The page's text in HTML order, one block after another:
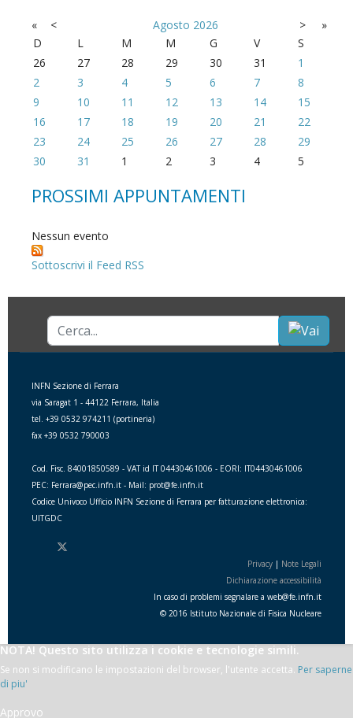
« < Agosto 2026 >
»
D
L M M G V
S
26
27 28 29 30 31
1
2
3 4 5 6 7
8
9
10 11 12 13 14
15
16
17 18 19 20 21
22
23
24 25 26 27 28
29
30
31 1 2 3 4 5
PROSSIMI APPUNTAMENTI
Nessun evento
Sottoscrivi il Feed RSS
Cerca...
INFN Sezione di Ferrara
via Saragat 1 - 44122 Ferrara, Italia
tel. +39 0532 974211 (portineria)
fax +39 0532 790003
Cod. Fisc. 84001850589 - VAT id IT 04430461006 - EORI: IT04430461006
PEC: Ferrara@pec.infn.it - Mail: prot@fe.infn.it
Codice Univoco Ufficio INFN Sezione di Ferrara per fatturazione elettronica:
UITGDC
Privacy | Note Legali
Dichiarazione accessibilità
In caso di problemi segnalare a web@fe.infn.it
© 2016 Istituto Nazionale di Fisica Nucleare
NOTA! Questo sito utilizza i cookie e tecnologie simili.
Se non si modificano le impostazioni del browser, l'utente accetta. Per saperne
di piu'
Approvo